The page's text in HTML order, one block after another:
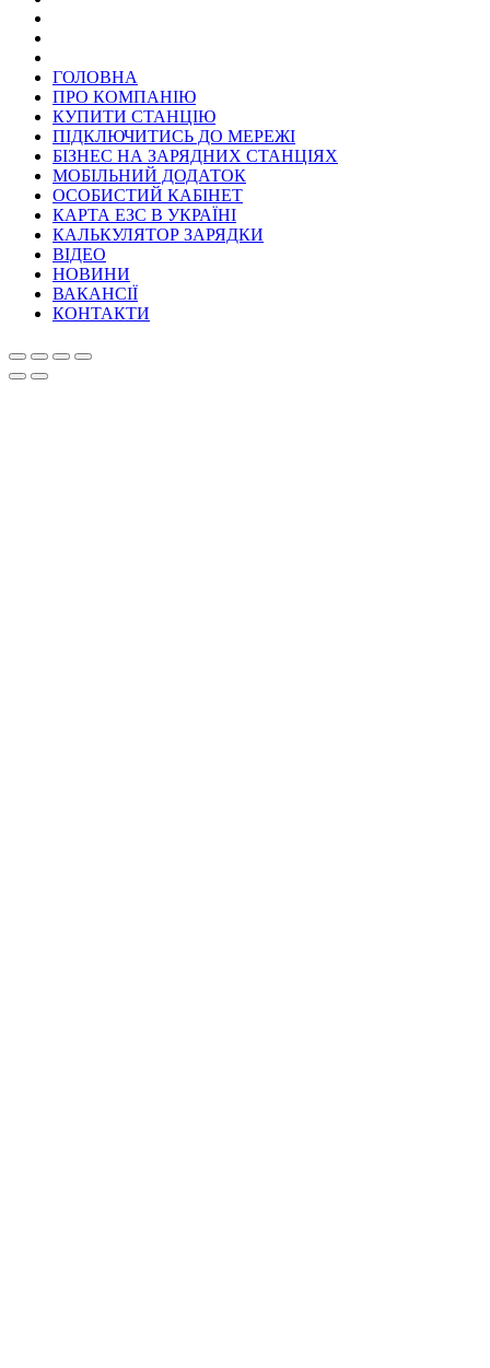
ГОЛОВНА
ПРО КОМПАНІЮ
КУПИТИ СТАНЦІЮ
ПІДКЛЮЧИТИСЬ ДО МЕРЕЖІ
БІЗНЕС НА ЗАРЯДНИХ СТАНЦІЯХ
МОБІЛЬНИЙ ДОДАТОК
ОСОБИСТИЙ КАБІНЕТ
КАРТА ЕЗС В УКРАЇНІ
КАЛЬКУЛЯТОР ЗАРЯДКИ
ВІДЕО
НОВИНИ
ВАКАНСІЇ
КОНТАКТИ